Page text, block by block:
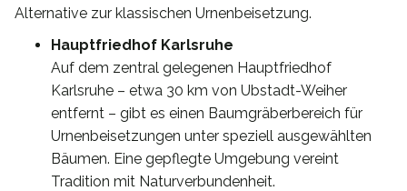
Alternative zur klassischen Urnenbeisetzung.
Hauptfriedhof Karlsruhe
Auf dem zentral gelegenen Hauptfriedhof
Karlsruhe – etwa 30 km von Ubstadt-Weiher
entfernt – gibt es einen Baumgräberbereich für
Urnenbeisetzungen unter speziell ausgewählten
Bäumen. Eine gepflegte Umgebung vereint
Tradition mit Naturverbundenheit.